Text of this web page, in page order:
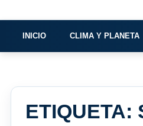
INICIO CLIMA Y PLANETA
ETIQUETA: